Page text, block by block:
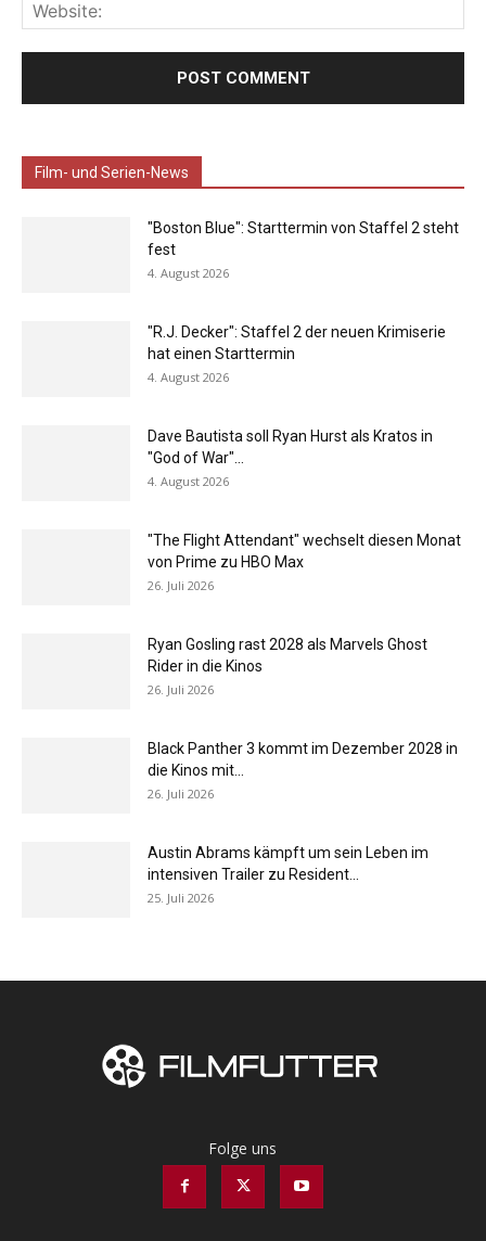
Film- und Serien-News
"Boston Blue": Starttermin von Staffel 2 steht
fest
4. August 2026
"R.J. Decker": Staffel 2 der neuen Krimiserie
hat einen Starttermin
4. August 2026
Dave Bautista soll Ryan Hurst als Kratos in
"God of War"...
4. August 2026
"The Flight Attendant" wechselt diesen Monat
von Prime zu HBO Max
26. Juli 2026
Ryan Gosling rast 2028 als Marvels Ghost
Rider in die Kinos
26. Juli 2026
Black Panther 3 kommt im Dezember 2028 in
die Kinos mit...
26. Juli 2026
Austin Abrams kämpft um sein Leben im
intensiven Trailer zu Resident...
25. Juli 2026
Folge uns